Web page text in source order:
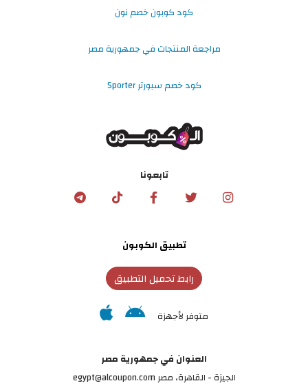
كود كوبون خصم نون
مراجعة المنتجات في جمهورية مصر
كود خصم سبورتر Sporter
تابعونا
تطبيق الكوبون
رابط تحميل التطبيق
متوفر لأجهزة
العنوان في جمهورية مصر
الجيزة - القاهرة، مصر egypt@alcoupon.com